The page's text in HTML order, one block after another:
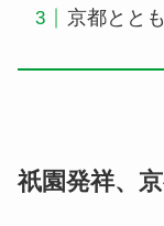
京都とと
祇園発祥、